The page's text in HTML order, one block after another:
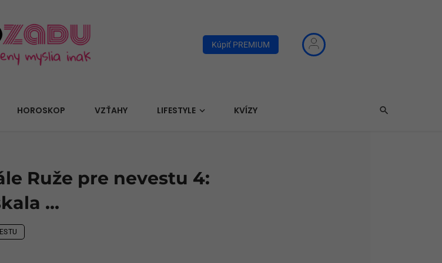
Kúpiť PREMIUM
HOROSKOP VZŤAHY LIFESTYLE KVÍZY
Ruže pre nevestu 4:
…